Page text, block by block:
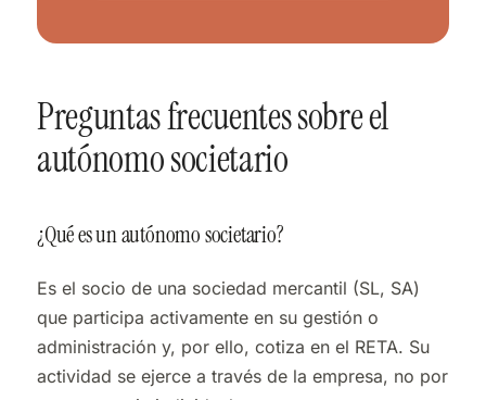
Preguntas frecuentes sobre el
autónomo societario
¿Qué es un autónomo societario?
Es el socio de una sociedad mercantil (SL, SA)
que participa activamente en su gestión o
administración y, por ello, cotiza en el RETA. Su
actividad se ejerce a través de la empresa, no por